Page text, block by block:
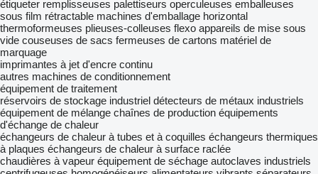
étiqueter remplisseuses palettiseurs operculeuses emballeuses
sous film rétractable machines d'emballage horizontal
thermoformeuses plieuses-colleuses flexo appareils de mise sous
vide couseuses de sacs fermeuses de cartons matériel de
marquage
imprimantes à jet d'encre continu
autres machines de conditionnement
équipement de traitement
réservoirs de stockage industriel détecteurs de métaux industriels
équipement de mélange chaînes de production équipements
d'échange de chaleur
échangeurs de chaleur à tubes et à coquilles échangeurs thermiques
à plaques échangeurs de chaleur à surface raclée
chaudières à vapeur équipement de séchage autoclaves industriels